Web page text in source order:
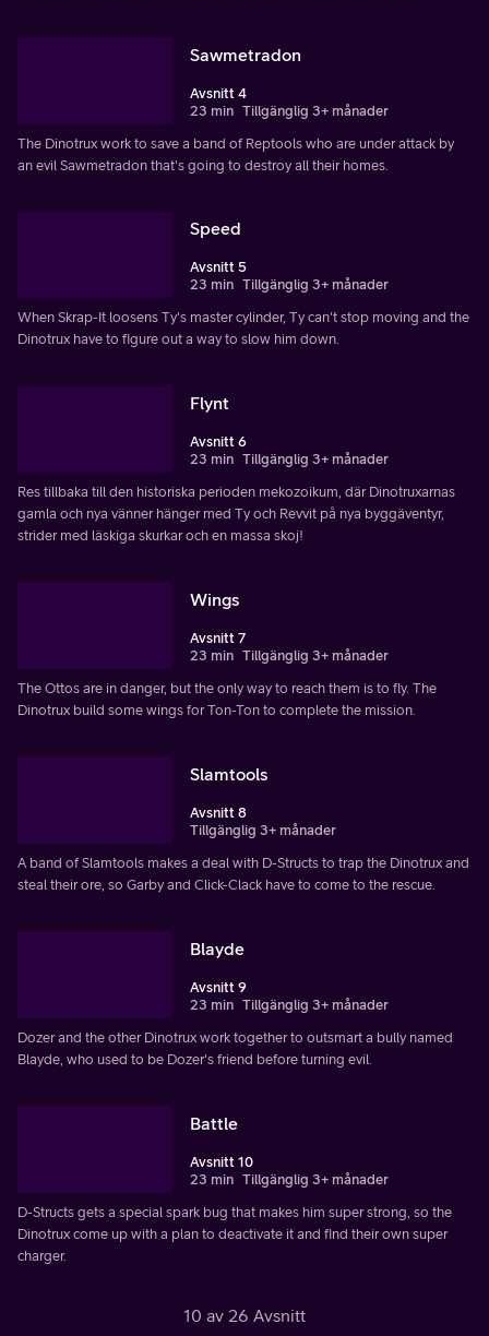
Sawmetradon
Avsnitt 4
23 min Tillgänglig 3+ månader
The Dinotrux work to save a band of Reptools who are under attack by
an evil Sawmetradon that's going to destroy all their homes.
Speed
Avsnitt 5
23 min Tillgänglig 3+ månader
When Skrap-It loosens Ty's master cylinder, Ty can't stop moving and the
Dinotrux have to figure out a way to slow him down.
Flynt
Avsnitt 6
23 min Tillgänglig 3+ månader
Res tillbaka till den historiska perioden mekozoikum, där Dinotruxarnas
gamla och nya vänner hänger med Ty och Revvit på nya byggäventyr,
strider med läskiga skurkar och en massa skoj!
Wings
Avsnitt 7
23 min Tillgänglig 3+ månader
The Ottos are in danger, but the only way to reach them is to fly. The
Dinotrux build some wings for Ton-Ton to complete the mission.
Slamtools
Avsnitt 8
Tillgänglig 3+ månader
A band of Slamtools makes a deal with D-Structs to trap the Dinotrux and
steal their ore, so Garby and Click-Clack have to come to the rescue.
Blayde
Avsnitt 9
23 min Tillgänglig 3+ månader
Dozer and the other Dinotrux work together to outsmart a bully named
Blayde, who used to be Dozer's friend before turning evil.
Battle
Avsnitt 10
23 min Tillgänglig 3+ månader
D-Structs gets a special spark bug that makes him super strong, so the
Dinotrux come up with a plan to deactivate it and find their own super
charger.
10 av 26 Avsnitt